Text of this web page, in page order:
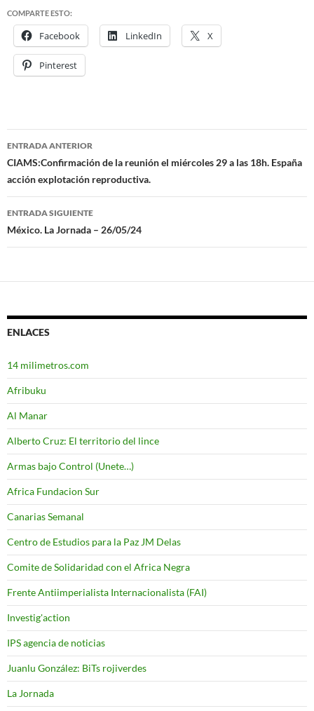
COMPARTE ESTO:
Facebook LinkedIn X
Pinterest
Navegación
de
entradas
ENTRADA ANTERIOR
CIAMS:Confirmación de la reunión el miércoles 29 a las 18h. España
acción explotación reproductiva.
ENTRADA SIGUIENTE
México. La Jornada – 26/05/24
ENLACES
14 milimetros.com
Afribuku
Al Manar
Alberto Cruz: El territorio del lince
Armas bajo Control (Unete…)
Africa Fundacion Sur
Canarias Semanal
Centro de Estudios para la Paz JM Delas
Comite de Solidaridad con el Africa Negra
Frente Antiimperialista Internacionalista (FAI)
Investig'action
IPS agencia de noticias
Juanlu González: BiTs rojiverdes
La Jornada